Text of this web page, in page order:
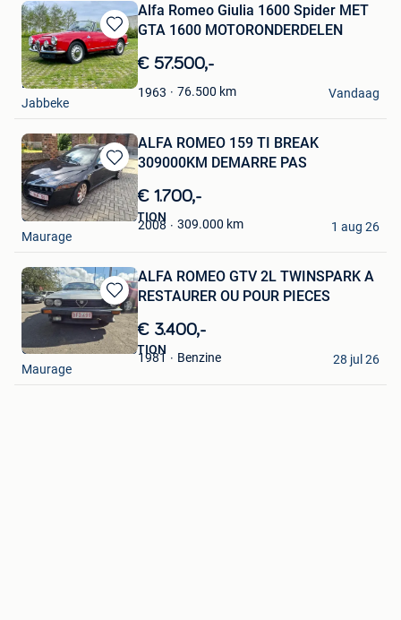
Bewaren
in
Mijn
Favorieten
Alfa Romeo Giulia 1600 Spider MET
GTA 1600 MOTORONDERDELEN
€ 57.500,-
1963 76.500 km
Ital Mobiel Classics
Jabbeke
Vandaag
Bewaren
in
Mijn
Favorieten
ALFA ROMEO 159 TI BREAK
309000KM DEMARRE PAS
€ 1.700,-
2008 309.000 km
GARAGE GTA SELECTION
Maurage
1 aug 26
Bewaren
in
Mijn
Favorieten
ALFA ROMEO GTV 2L TWINSPARK A
RESTAURER OU POUR PIECES
€ 3.400,-
1981 Benzine
GARAGE GTA SELECTION
Maurage
28 jul 26